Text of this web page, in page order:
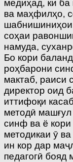
медиҳад, ки
ва маҳфилҳо,
шабнишиниҳои
соҳаи
намуда,
Бо кори
роҳбарони
мактаб, раиси
директор оид
иттифоқи
методӣ
синф ва ё
методикаи ӯ
ин кор дар
педагогӣ бояд